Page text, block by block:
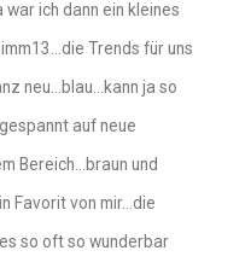
ich dann ein kleines
Trends für uns
neu…blau…kann ja so
auf neue
Bereich…braun und
Favorit von mir…die
so oft so wunderbar